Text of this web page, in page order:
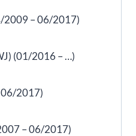
2009 – 06/2017)
(01/2016 – …)
2017)
– 06/2017)